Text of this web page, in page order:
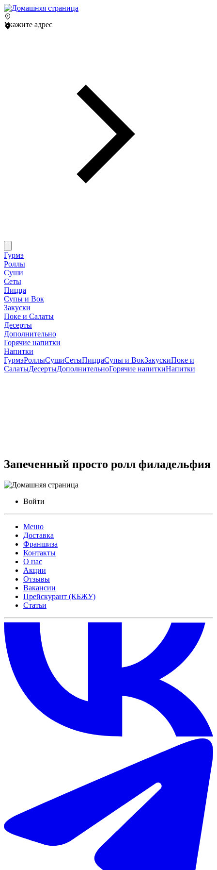
Укажите адрес
Гурмэ
Роллы
Суши
Сеты
Пицца
Супы и Вок
Закуски
Поке и Салаты
Десерты
Дополнительно
Горячие напитки
Напитки
ГурмэРоллыСушиСетыПиццаСупы и ВокЗакускиПоке и
СалатыДесертыДополнительноГорячие напиткиНапитки
Запеченный просто ролл филадельфия
Войти
Меню
Доставка
Франшиза
Контакты
О нас
Акции
Отзывы
Вакансии
Прейскурант (КБЖУ)
Статьи